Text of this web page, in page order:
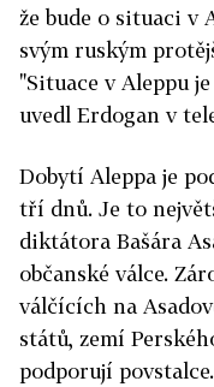
že bude o situaci v
svým ruským
"Situace v Aleppu
uvedl Erdogan v
Dobytí Aleppa je
tří dnů. Je to
diktátora Bašára
občanské válce.
válčících na
států, zemí
podporují povstalce.